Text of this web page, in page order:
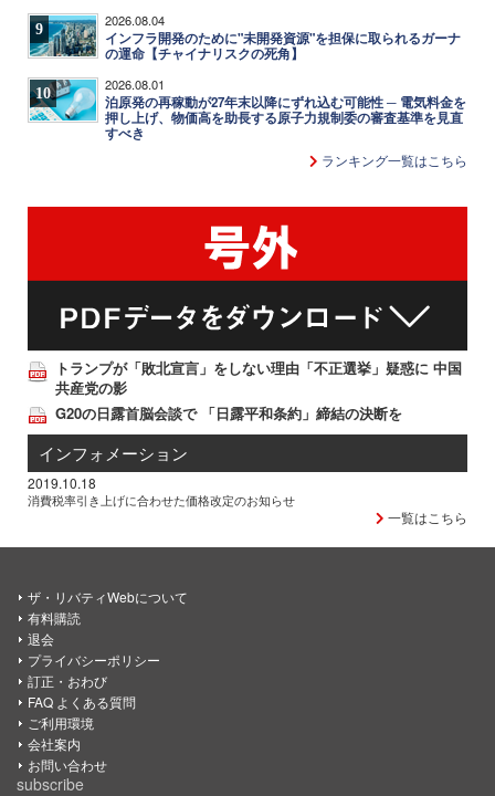
9 2026.08.04
インフラ開発のために"未開発資源"を担保に取られるガーナ
の運命【チャイナリスクの死角】
10 2026.08.01
泊原発の再稼動が27年末以降にずれ込む可能性 ─ 電気料金を
押し上げ、物価高を助長する原子力規制委の審査基準を見直
すべき
ランキング一覧はこちら
トランプが「敗北宣言」をしない理由「不正選挙」疑惑に 中国
共産党の影
G20の日露首脳会談で 「日露平和条約」締結の決断を
インフォメーション
2019.10.18
消費税率引き上げに合わせた価格改定のお知らせ
一覧はこちら
ザ・リバティWebについて
有料購読
退会
プライバシーポリシー
訂正・おわび
FAQ よくある質問
ご利用環境
会社案内
お問い合わせ
subscribe